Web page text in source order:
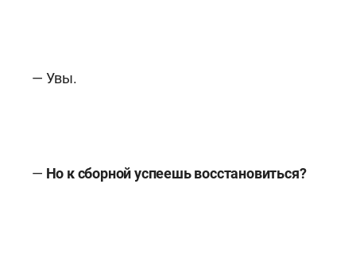
— Увы.
— Но к сборной успеешь восстановиться?